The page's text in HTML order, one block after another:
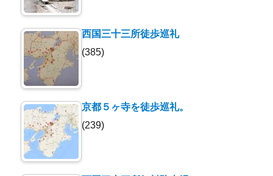
西国三十三所徒歩巡礼
(385)
京都５ヶ寺を徒歩巡礼。
(239)